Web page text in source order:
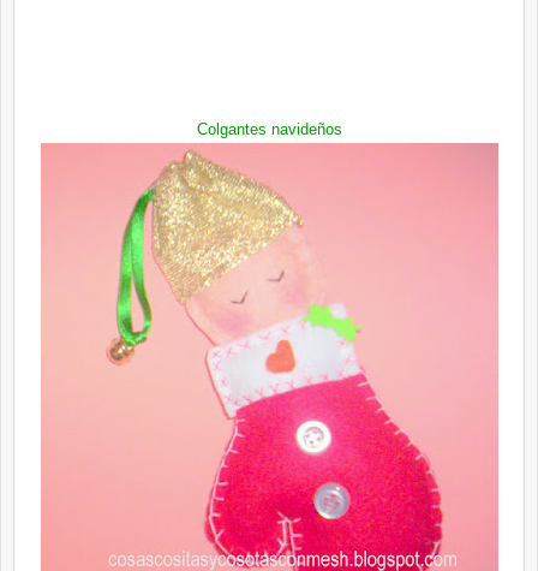
Colgantes navideños